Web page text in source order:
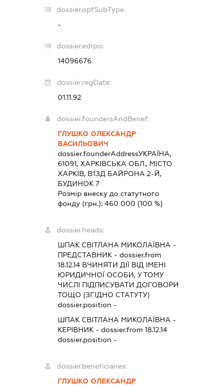
dossier.opfSubType:
-
dossier.edrpo:
14096676
dossier.regDate:
01.11.92
dossier.foundersAndBenef:
ГЛУШКО ОЛЕКСАНДР
ВАСИЛЬОВИЧ
dossier.founderAddressУКРАЇНА,
61091, ХАРКІВСЬКА ОБЛ., МІСТО
ХАРКІВ, В'ЇЗД БАЙРОНА 2-Й,
БУДИНОК 7
Розмір внеску до статутного
фонду (грн.):460 000 (100 %)
dossier.heads:
ШПАК СВІТЛАНА МИКОЛАЇВНА -
ПРЕДСТАВНИК - dossier.from
18.12.14 ВЧИНЯТИ ДІЇ ВІД ІМЕНІ
ЮРИДИЧНОЇ ОСОБИ, У ТОМУ
ЧИСЛІ ПІДПИСУВАТИ ДОГОВОРИ
ТОЩО (ЗГІДНО СТАТУТУ)
dossier.position -
ШПАК СВІТЛАНА МИКОЛАЇВНА -
КЕРІВНИК - dossier.from 18.12.14
dossier.position -
dossier.beneficiaries:
ГЛУШКО ОЛЕКСАНДР